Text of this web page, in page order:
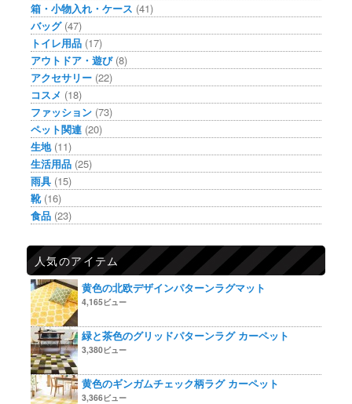
箱・小物入れ・ケース (41)
バッグ(47)
トイレ用品 (17)
アウトドア・遊び(8)
アクセサリー (22)
コスメ (18)
ファッション (73)
ペット関連 (20)
生地(11)
生活用品 (25)
雨具 (15)
靴(16)
食品 (23)
人気のアイテム
黄色の北欧デザインパターンラグマット
4,165ビュー
緑と茶色のグリッドパターンラグ カーペット
3,380ビュー
黄色のギンガムチェック柄ラグ カーペット
3,366ビュー